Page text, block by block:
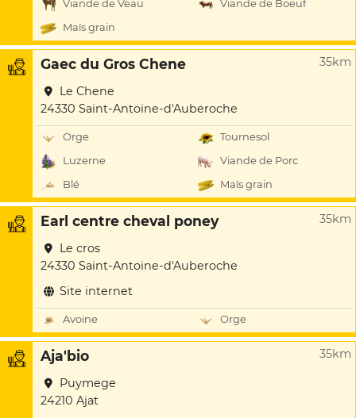
Viande de Veau
Viande de Boeuf
Maïs grain
Gaec du Gros Chene 35km
Le Chene
24330 Saint-Antoine-d'Auberoche
Orge
Tournesol
Luzerne
Viande de Porc
Blé
Maïs grain
Earl centre cheval poney 35km
Le cros
24330 Saint-Antoine-d'Auberoche
Site internet
Avoine Orge
Aja'bio 35km
Puymege
24210 Ajat